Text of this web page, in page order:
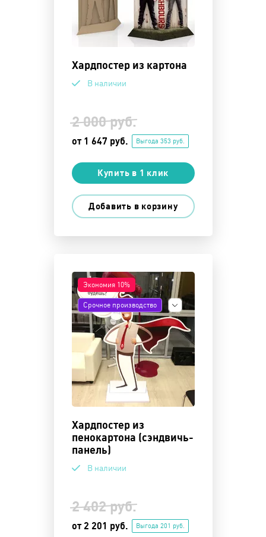
Хардпостер из картона
В наличии
2 000 руб.
от 1 647 руб. Выгода 353 руб.
Купить в 1 клик
Добавить в корзину
Хардпостер из
пенокартона (сэндвичь-
панель)
Экономия 10%
Срочное производство Показать
В наличии
2 402 руб.
от 2 201 руб. Выгода 201 руб.